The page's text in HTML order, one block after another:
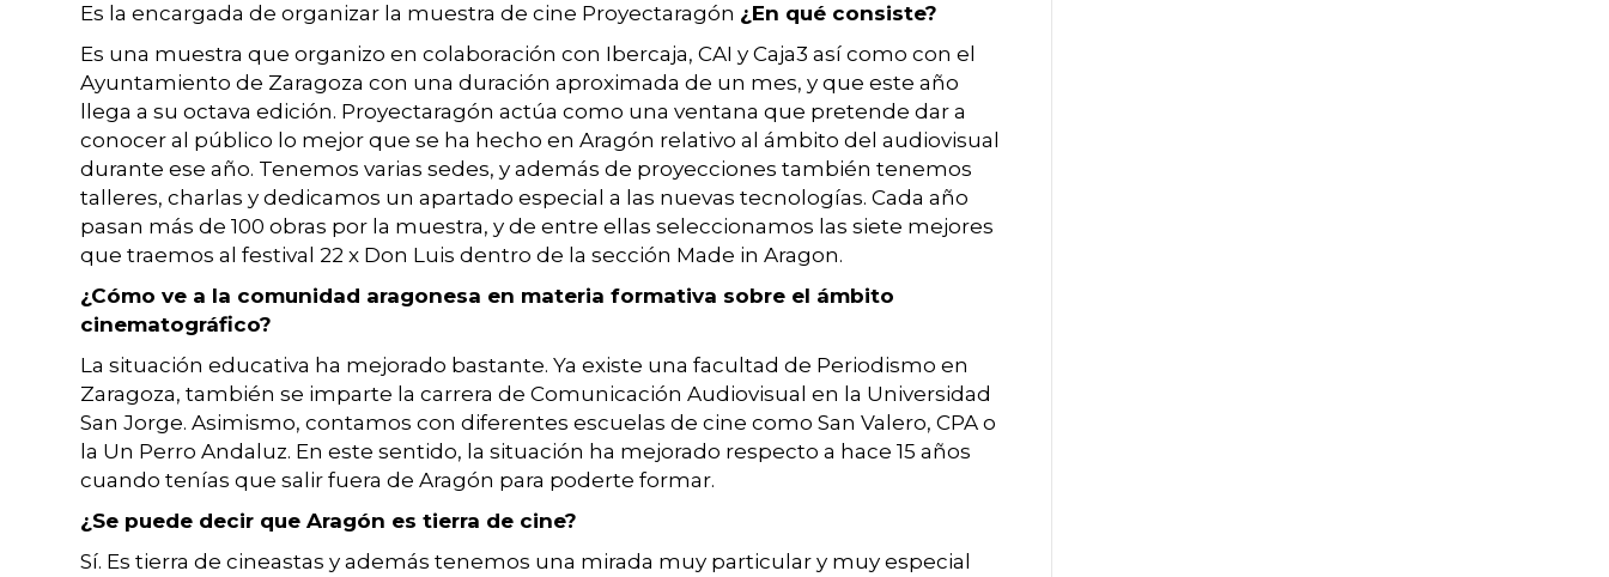
Es la encargada de organizar la muestra de cine Proyectaragón ¿En qué consiste?
Es una muestra que organizo en colaboración con Ibercaja, CAI y Caja3 así como con el
Ayuntamiento de Zaragoza con una duración aproximada de un mes, y que este año
llega a su octava edición. Proyectaragón actúa como una ventana que pretende dar a
conocer al público lo mejor que se ha hecho en Aragón relativo al ámbito del audiovisual
durante ese año. Tenemos varias sedes, y además de proyecciones también tenemos
talleres, charlas y dedicamos un apartado especial a las nuevas tecnologías. Cada año
pasan más de 100 obras por la muestra, y de entre ellas seleccionamos las siete mejores
que traemos al festival 22 x Don Luis dentro de la sección Made in Aragon.
¿Cómo ve a la comunidad aragonesa en materia formativa sobre el ámbito
cinematográfico?
La situación educativa ha mejorado bastante. Ya existe una facultad de Periodismo en
Zaragoza, también se imparte la carrera de Comunicación Audiovisual en la Universidad
San Jorge. Asimismo, contamos con diferentes escuelas de cine como San Valero, CPA o
la Un Perro Andaluz. En este sentido, la situación ha mejorado respecto a hace 15 años
cuando tenías que salir fuera de Aragón para poderte formar.
¿Se puede decir que Aragón es tierra de cine?
Sí. Es tierra de cineastas y además tenemos una mirada muy particular y muy especial